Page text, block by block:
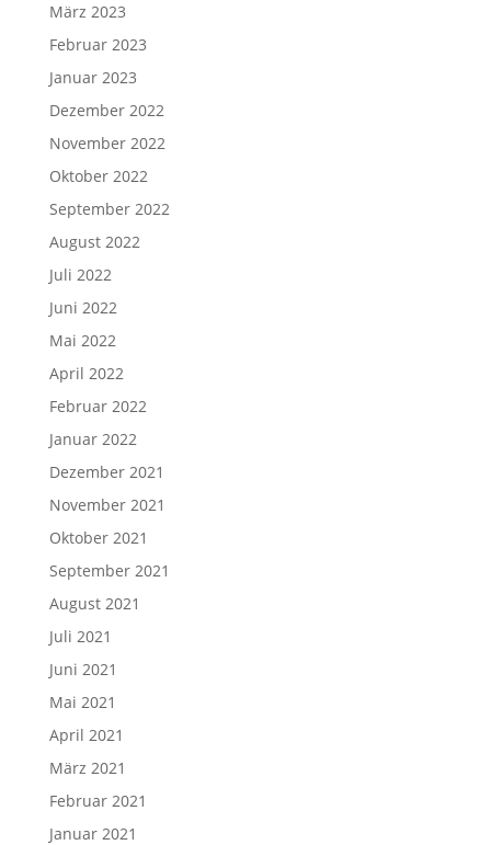
März 2023
Februar 2023
Januar 2023
Dezember 2022
November 2022
Oktober 2022
September 2022
August 2022
Juli 2022
Juni 2022
Mai 2022
April 2022
Februar 2022
Januar 2022
Dezember 2021
November 2021
Oktober 2021
September 2021
August 2021
Juli 2021
Juni 2021
Mai 2021
April 2021
März 2021
Februar 2021
Januar 2021